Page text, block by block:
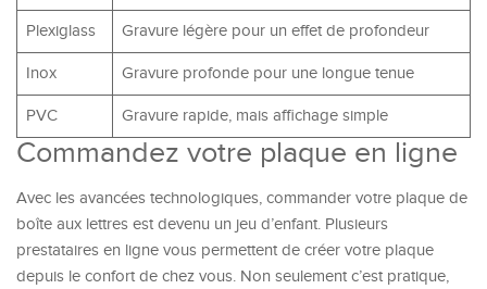
Plexiglass Gravure légère pour un effet de profondeur
Inox Gravure profonde pour une longue tenue
PVC Gravure rapide, mais affichage simple
Commandez votre plaque en ligne
Avec les avancées technologiques, commander votre plaque de
boîte aux lettres est devenu un jeu d’enfant. Plusieurs
prestataires en ligne vous permettent de créer votre plaque
depuis le confort de chez vous. Non seulement c’est pratique,